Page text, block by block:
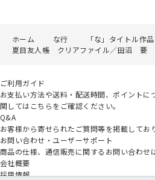
ホーム な行 「な」タイトル作品
夏目友人帳 クリアファイル／田沼 要
ご利用ガイド
お支払い方法や送料・配送時間、ポイントに
関してはこちらをご確認ください。
Q&A
お客様から寄せられたご質問等を掲載してお
お問い合わせ・ユーザーサポート
商品の仕様、通信販売に関するお問い合わせ
会社概要
採用情報